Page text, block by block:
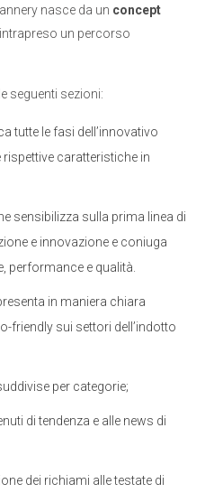
nasce da un concept
intrapreso un percorso
seguenti sezioni:
tutte le fasi dell’innovativo
caratteristiche in
sensibilizza sulla prima linea di
e innovazione e coniuga
performance e qualità.
in maniera chiara
friendly sui settori dell’indotto
per categorie;
di tendenza e alle news di
dei richiami alle testate di